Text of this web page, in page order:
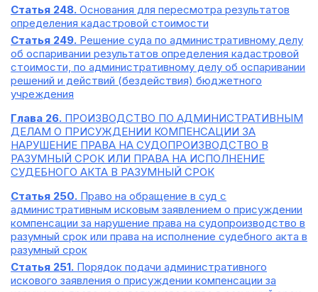
Статья 248. Основания для пересмотра результатов
определения кадастровой стоимости
Статья 249. Решение суда по административному делу
об оспаривании результатов определения кадастровой
стоимости, по административному делу об оспаривании
решений и действий (бездействия) бюджетного
учреждения
Глава 26. ПРОИЗВОДСТВО ПО АДМИНИСТРАТИВНЫМ
ДЕЛАМ О ПРИСУЖДЕНИИ КОМПЕНСАЦИИ ЗА
НАРУШЕНИЕ ПРАВА НА СУДОПРОИЗВОДСТВО В
РАЗУМНЫЙ СРОК ИЛИ ПРАВА НА ИСПОЛНЕНИЕ
СУДЕБНОГО АКТА В РАЗУМНЫЙ СРОК
Статья 250. Право на обращение в суд с
административным исковым заявлением о присуждении
компенсации за нарушение права на судопроизводство в
разумный срок или права на исполнение судебного акта в
разумный срок
Статья 251. Порядок подачи административного
искового заявления о присуждении компенсации за